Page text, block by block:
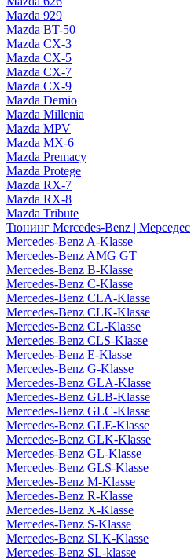
Mazda 929
Mazda BT-50
Mazda CX-3
Mazda CX-5
Mazda CX-7
Mazda CX-9
Mazda Demio
Mazda Millenia
Mazda MPV
Mazda MX-6
Mazda Premacy
Mazda Protege
Mazda RX-7
Mazda RX-8
Mazda Tribute
Тюнинг Mercedes-Benz | Мерседес
Mercedes-Benz A-Klasse
Mercedes-Benz AMG GT
Mercedes-Benz B-Klasse
Mercedes-Benz C-Klasse
Mercedes-Benz CLA-Klasse
Mercedes-Benz CLK-Klasse
Mercedes-Benz CL-Klasse
Mercedes-Benz CLS-Klasse
Mercedes-Benz E-Klasse
Mercedes-Benz G-Klasse
Mercedes-Benz GLA-Klasse
Mercedes-Benz GLB-Klasse
Mercedes-Benz GLC-Klasse
Mercedes-Benz GLE-Klasse
Mercedes-Benz GLK-Klasse
Mercedes-Benz GL-Klasse
Mercedes-Benz GLS-Klasse
Mercedes-Benz M-Klasse
Mercedes-Benz R-Klasse
Mercedes-Benz X-Klasse
Mercedes-Benz S-Klasse
Mercedes-Benz SLK-Klasse
Mercedes-Benz SL-klasse